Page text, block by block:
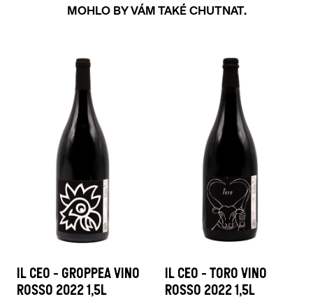
MOHLO BY VÁM TAKÉ CHUTNAT.
IL CEO - GROPPEA VINO
ROSSO 2022 1,5L
IL CEO - TORO VINO
ROSSO 2022 1,5L